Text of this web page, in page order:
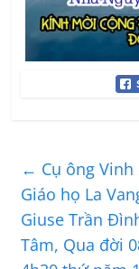
← Cụ ông
Giáo họ La
Giuse Trần
Tâm, Qua đời